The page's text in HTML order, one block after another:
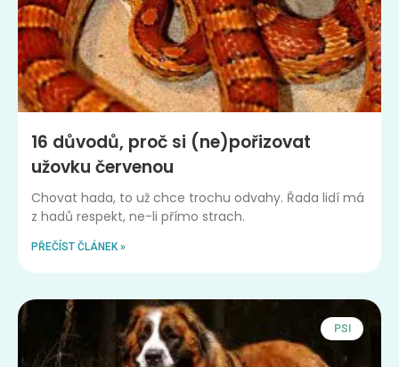
16 důvodů, proč si (ne)pořizovat
užovku červenou
Chovat hada, to už chce trochu odvahy. Řada lidí má
z hadů respekt, ne-li přímo strach.
PŘEČÍST ČLÁNEK »
PSI